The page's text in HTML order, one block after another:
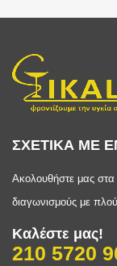
ΣΧΕΤΙΚΑ ΜΕ
Ακολουθήστε μας
διαγωνισμούς με
Καλέστε μας!
210 5720